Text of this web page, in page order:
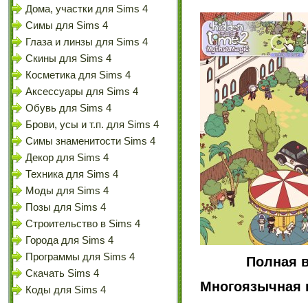
Дома, участки для Sims 4
Симы для Sims 4
Глаза и линзы для Sims 4
Скины для Sims 4
Косметика для Sims 4
Аксессуары для Sims 4
Обувь для Sims 4
Брови, усы и т.п. для Sims 4
Симы знаменитости Sims 4
Декор для Sims 4
Техника для Sims 4
Моды для Sims 4
Позы для Sims 4
Строительство в Sims 4
Города для Sims 4
Программы для Sims 4
Скачать Sims 4
Коды для Sims 4
Полная
Многоязычная